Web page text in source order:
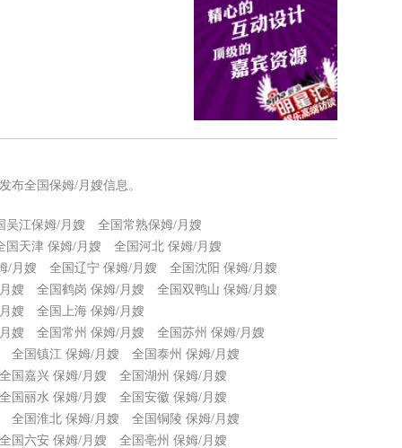
布全国保姆/月嫂信息。
吴江保姆/月嫂
全国常熟保姆/月嫂
国天津 保姆/月嫂
全国河北 保姆/月嫂
/月嫂
全国辽宁 保姆/月嫂
全国沈阳 保姆/月嫂
嫂
全国鹤岗 保姆/月嫂
全国双鸭山 保姆/月嫂
嫂
全国上海 保姆/月嫂
嫂
全国常州 保姆/月嫂
全国苏州 保姆/月嫂
全国镇江 保姆/月嫂
全国泰州 保姆/月嫂
全国嘉兴 保姆/月嫂
全国湖州 保姆/月嫂
全国丽水 保姆/月嫂
全国安徽 保姆/月嫂
全国淮北 保姆/月嫂
全国铜陵 保姆/月嫂
全国六安 保姆/月嫂
全国亳州 保姆/月嫂